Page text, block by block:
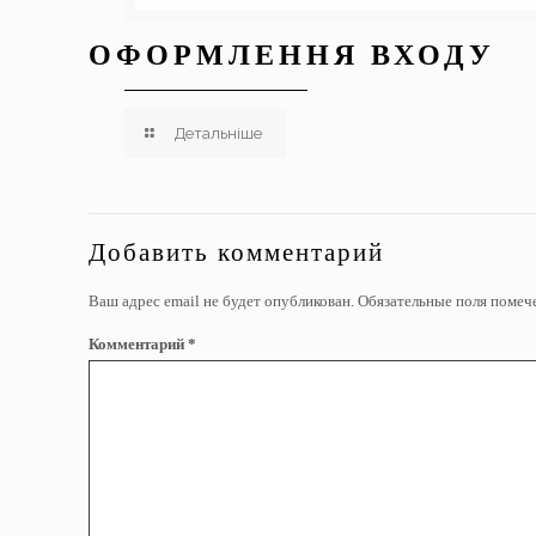
ОФОРМЛЕННЯ ВХОДУ
Детальніше
Добавить комментарий
Ваш адрес email не будет опубликован. Обязательные поля
Комментарий*